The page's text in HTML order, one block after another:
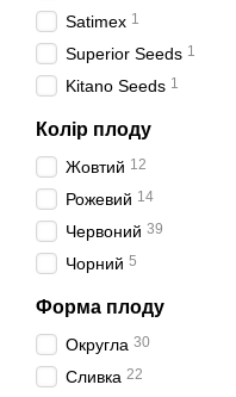
Satimex 1
Superior Seeds 1
Kitano Seeds 1
Колір плоду
Жовтий 12
Рожевий 14
Червоний 39
Чорний 5
Форма плоду
Округла 30
Сливка 22